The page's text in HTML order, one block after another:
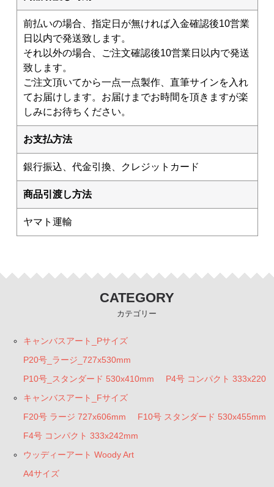
前払いの場合、指定日が無ければ入金確認後10営業
日以内で発送致します。
それ以外の場合、ご注文確認後10営業日以内で発送
致します。
ご注文頂いてから一点一点製作、直筆サインを入れ
てお届けします。お届けまでお時間を頂きますが楽
しみにお待ちください。
お支払方法
銀行振込、代金引換、クレジットカード
商品引渡し方法
ヤマト運輸
CATEGORY
カテゴリー
キャンバスアート_Pサイズ
P20号_ラージ_727x530mm
P10号_スタンダード 530x410mm
P4号 コンパクト
キャンバスアート_Fサイズ
F20号 ラージ 727x606mm
F10号 スタンダード 530x455mm
F4号 コンパクト 333x242mm
ウッディーアート Woody Art
A4サイズ